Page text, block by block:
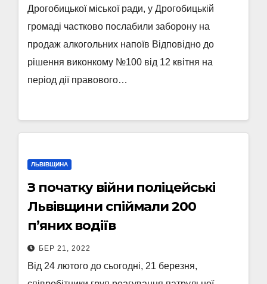
Дрогобицької міської ради, у Дрогобицькій
громаді частково послабили заборону на
продаж алкогольних напоїв Відповідно до
рішення виконкому №100 від 12 квітня на
період дії правового…
ЛЬВІВЩИНА
З початку війни поліцейські
Львівщини спіймали 200
п’яних водіїв
БЕР 21, 2022
Від 24 лютого до сьогодні, 21 березня,